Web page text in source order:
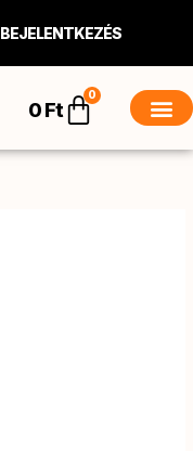
BEJELENTKEZÉS
0Ft
0
Kosár